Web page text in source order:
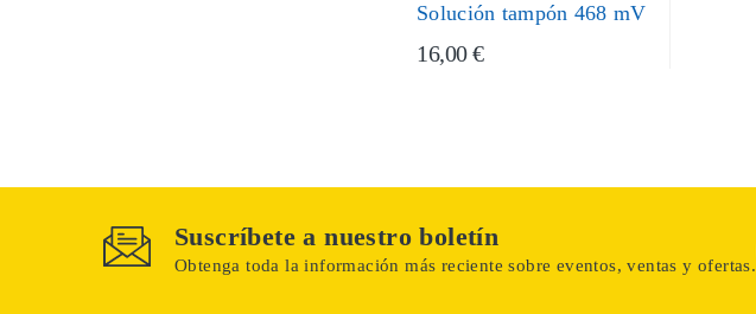
Solución tampón 468 mV
16,00 €
Suscríbete a nuestro boletín
Obtenga toda la información más reciente sobre eventos, ventas y ofertas.